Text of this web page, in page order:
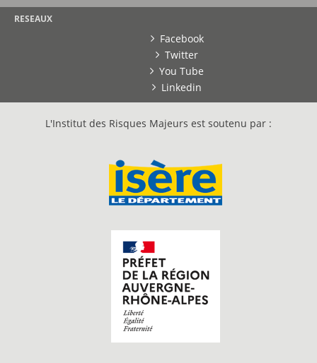
RESEAUX
Facebook
Twitter
You Tube
Linkedin
L'Institut des Risques Majeurs est soutenu par :